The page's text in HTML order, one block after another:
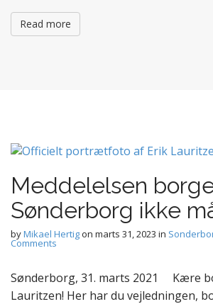
Read more
Meddelelsen
Sønderborg ikke
byMikael Hertigon marts 31, 2023 in
Comments
Sønderborg, 31. marts 2021 Kære
Lauritzen! Her har du vejledningen,